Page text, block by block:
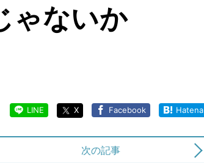
ゃないか
LINE X Facebook Hatena
次の記事